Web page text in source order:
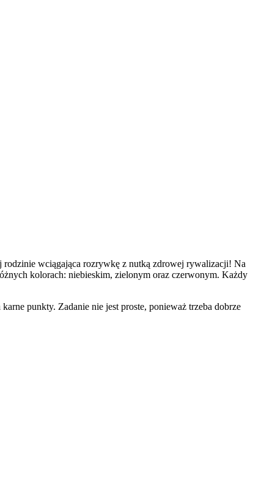
rodzinie wciągająca rozrywkę z nutką zdrowej rywalizacji! Na
kolorach: niebieskim, zielonym oraz czerwonym. Każdy
punkty. Zadanie nie jest proste, ponieważ trzeba dobrze